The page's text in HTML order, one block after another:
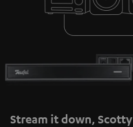
Stream it down, Scotty